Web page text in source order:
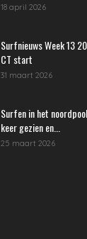
18 april 2026
Surfnieuws Week 13
CT start
31 maart 2026
Surfen in het
keer gezien en...
25 maart 2026